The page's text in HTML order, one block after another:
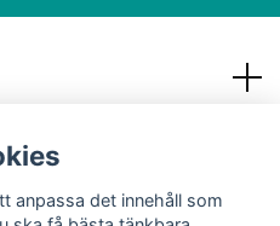
anpassa det innehåll som